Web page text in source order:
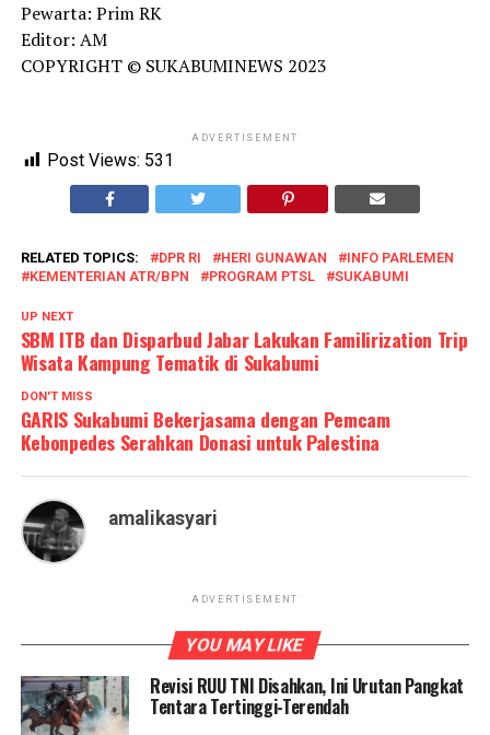
Pewarta: Prim RK
Editor: AM
COPYRIGHT © SUKABUMINEWS 2023
ADVERTISEMENT
Post Views: 531
RELATED TOPICS: DPR RI HERI GUNAWAN
INFO PARLEMEN
KEMENTERIAN ATR/BPN
PROGRAM PTSL SUKABUMI
UP NEXT
SBM ITB dan Disparbud Jabar Lakukan Familirization Trip
Wisata Kampung Tematik di Sukabumi
DON'T MISS
GARIS Sukabumi Bekerjasama dengan Pemcam
Kebonpedes Serahkan Donasi untuk Palestina
amalikasyari
ADVERTISEMENT
YOU MAY LIKE
Revisi RUU TNI Disahkan, Ini Urutan Pangkat
Tentara Tertinggi-Terendah